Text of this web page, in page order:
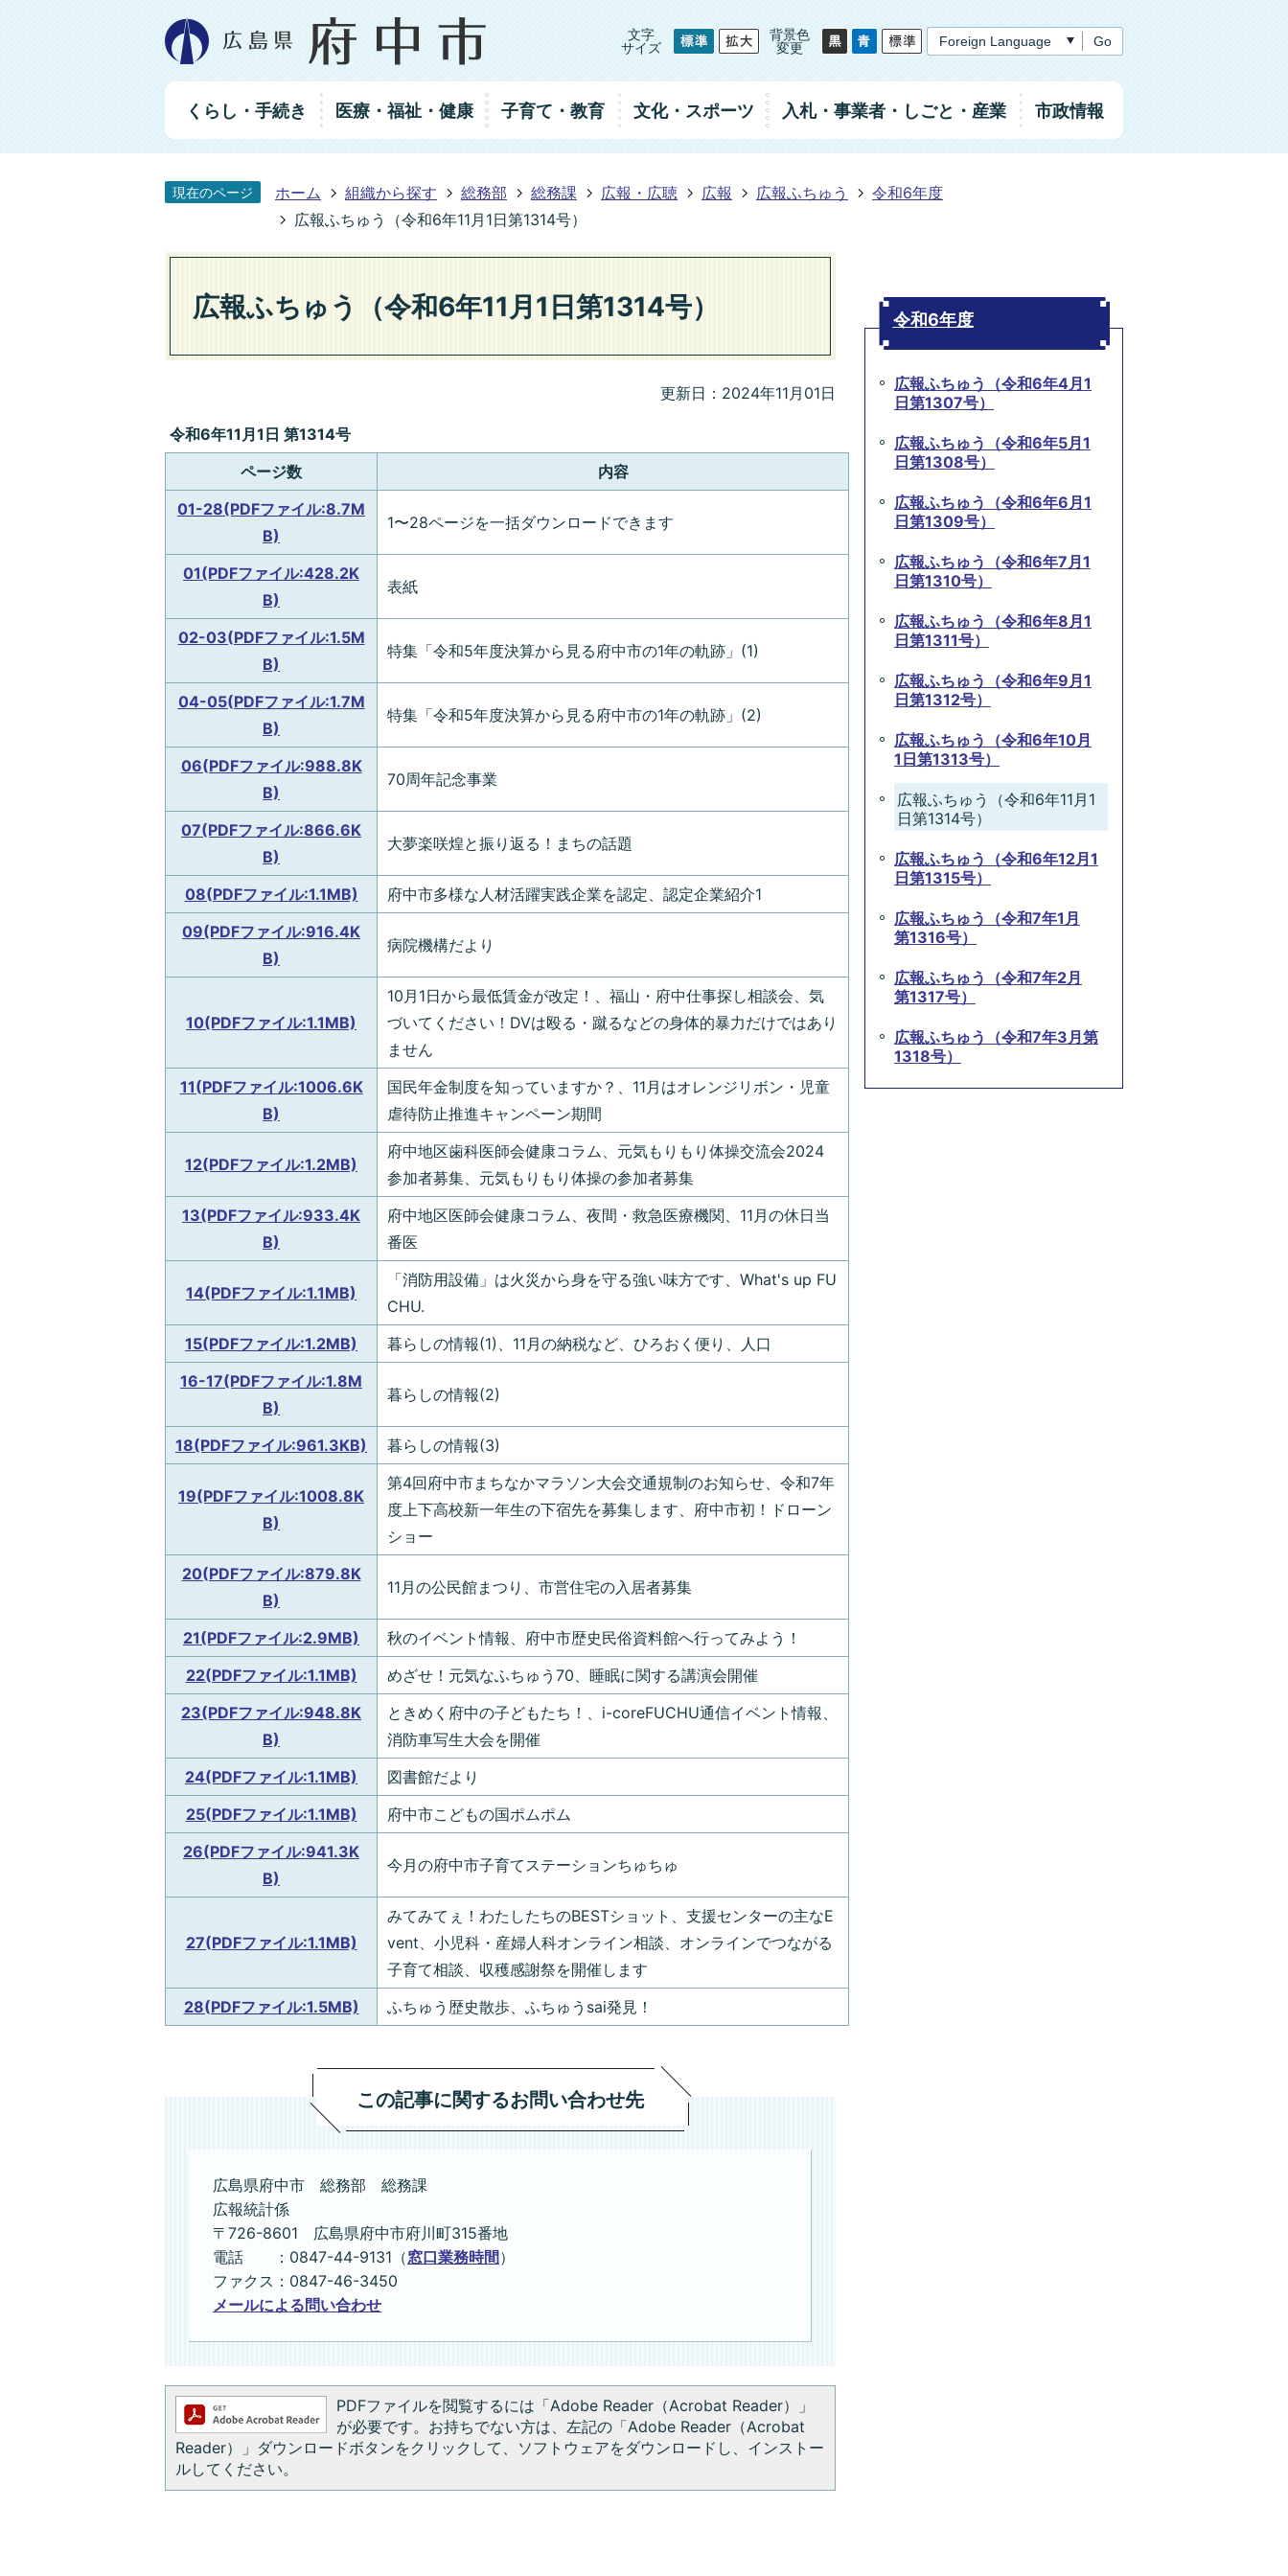
文字
サイズ
背景色
変更
Go
グ
ー
バ
ナ
ー
くらし・手続き 医療・福祉・健康 子育て・教育 文化・スポーツ 入札・事業者 ・しごと ・産業 市政情報
現在のページ ホーム 組織から探す 総務部 総務課 広報・広聴 広報 広報ふちゅう
令和6年度
広報ふちゅう（令和6年11月1日第1314号）
広報ふちゅう（令和6年11月1日第1314号）
更新日：2024年11月01日
令和6年11月1日 第1314号
ページ数
内容
01-28(PDFファイル:8.7M
B)
1〜28ページを一括ダウンロードできます
01(PDFファイル:428.2K
B)
表紙
02-03(PDFファイル:1.5M
B)
特集「令和5年度決算から見る府中市の1年の軌跡」(1)
04-05(PDFファイル:1.7M
B)
特集「令和5年度決算から見る府中市の1年の軌跡」(2)
06(PDFファイル:988.8K
B)
70周年記念事業
07(PDFファイル:866.6K
B)
大夢楽咲煌と振り返る！まちの話題
08(PDFファイル:1.1MB)
府中市多様な人材活躍実践企業を認定、認定企業紹介1
09(PDFファイル:916.4K
B)
病院機構だより
10(PDFファイル:1.1MB)
10月1日から最低賃金が改定！、福山・府中仕事探し相談会、気
づいてください！DVは殴る・蹴るなどの身体的暴力だけではあり
ません
11(PDFファイル:1006.6K
B)
国民年金制度を知っていますか？、11月はオレンジリボン・児童
虐待防止推進キャンペーン期間
12(PDFファイル:1.2MB)
府中地区歯科医師会健康コラム、元気もりもり体操交流会2024
参加者募集、元気もりもり体操の参加者募集
13(PDFファイル:933.4K
B)
府中地区医師会健康コラム、夜間・救急医療機関、11月の休日当
番医
14(PDFファイル:1.1MB)
「消防用設備」は火災から身を守る強い味方です、What's up FU
CHU.
15(PDFファイル:1.2MB)
暮らしの情報(1)、11月の納税など、ひろおく便り、人口
16-17(PDFファイル:1.8M
B)
暮らしの情報(2)
18(PDFファイル:961.3KB) 暮らしの情報(3)
19(PDFファイル:1008.8K
B)
第4回府中市まちなかマラソン大会交通規制のお知らせ、令和7年
度上下高校新一年生の下宿先を募集します、府中市初！ドローン
ショー
20(PDFファイル:879.8K
B)
11月の公民館まつり、市営住宅の入居者募集
21(PDFファイル:2.9MB)
秋のイベント情報、府中市歴史民俗資料館へ行ってみよう！
22(PDFファイル:1.1MB)
めざせ！元気なふちゅう70、睡眠に関する講演会開催
23(PDFファイル:948.8K
B)
ときめく府中の子どもたち！、i-coreFUCHU通信イベント情報、
消防車写生大会を開催
24(PDFファイル:1.1MB)
図書館だより
25(PDFファイル:1.1MB)
府中市こどもの国ポムポム
26(PDFファイル:941.3K
B)
今月の府中市子育てステーションちゅちゅ
27(PDFファイル:1.1MB)
みてみてぇ！わたしたちのBESTショット、支援センターの主なE
vent、小児科・産婦人科オンライン相談、オンラインでつながる
子育て相談、収穫感謝祭を開催します
28(PDFファイル:1.5MB)
ふちゅう歴史散歩、ふちゅうsai発見！
この記事に関するお問い合わせ先
広島県府中市 総務部 総務課
広報統計係
〒726-8601 広島県府中市府川町315番地
電話 ：0847-44-9131（窓口業務時間 ）
ファクス：0847-46-3450
メールによる問い合わせ
PDFファイルを閲覧するには「Adobe Reader（Acrobat Reader）」
が必要です。お持ちでない方は、左記の「Adobe Reader（Acrobat
Reader）」ダウンロードボタンをクリックして、ソフトウェアをダウンロードし、インストー
ルしてください。
令和6年度
広報ふちゅう（令和6年4月1
日第1307号）
広報ふちゅう（令和6年5月1
日第1308号）
広報ふちゅう（令和6年6月1
日第1309号）
広報ふちゅう（令和6年7月1
日第1310号）
広報ふちゅう（令和6年8月1
日第1311号）
広報ふちゅう（令和6年9月1
日第1312号）
広報ふちゅう（令和6年10月
1日第1313号）
広報ふちゅう（令和6年11月1
日第1314号）
広報ふちゅう（令和6年12月1
日第1315号）
広報ふちゅう（令和7年1月
第1316号）
広報ふちゅう（令和7年2月
第1317号）
広報ふちゅう（令和7年3月第
1318号）